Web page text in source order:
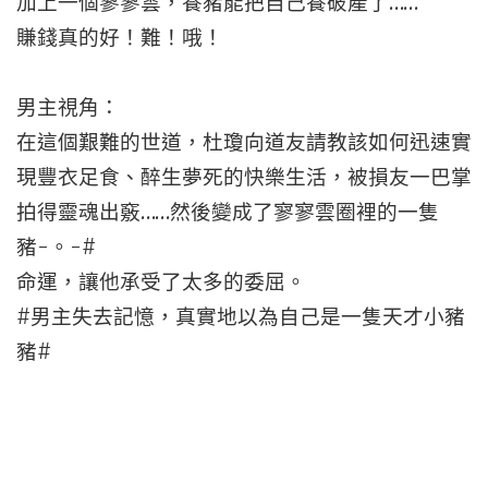
賺錢真的好！難！哦！
男主視角：
在這個艱難的世道，杜瓊向道友請教該如何迅速實
現豐衣足食、醉生夢死的快樂生活，被損友一巴掌
拍得靈魂出竅……然後變成了寥寥雲圈裡的一隻
豬-。-#
命運，讓他承受了太多的委屈。
#男主失去記憶，真實地以為自己是一隻天才小豬
豬#